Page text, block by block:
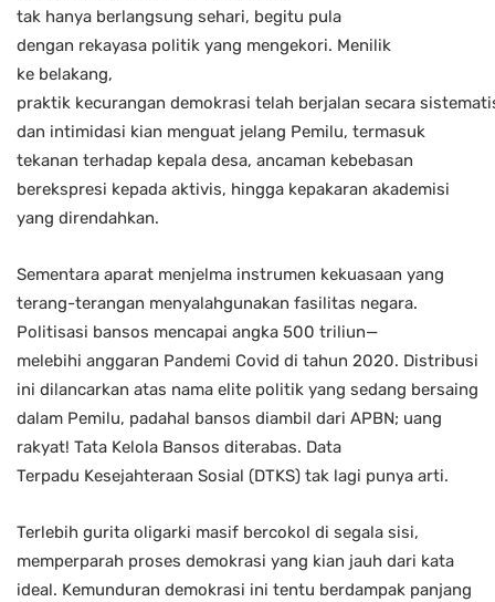
tak hanya berlangsung sehari, begitu pula
dengan rekayasa politik yang mengekori. Menilik
ke belakang,
praktik kecurangan demokrasi telah berjalan secara
dan intimidasi kian menguat jelang Pemilu, termasuk
tekanan terhadap kepala desa, ancaman kebebasan
berekspresi kepada aktivis, hingga kepakaran akademisi
yang direndahkan.
Sementara aparat menjelma instrumen kekuasaan yang
terang-terangan menyalahgunakan fasilitas negara.
Politisasi bansos mencapai angka 500 triliun—
melebihi anggaran Pandemi Covid di tahun 2020. Distribusi
ini dilancarkan atas nama elite politik yang sedang bersaing
dalam Pemilu, padahal bansos diambil dari APBN; uang
rakyat! Tata Kelola Bansos diterabas. Data
Terpadu Kesejahteraan Sosial (DTKS) tak lagi punya arti.
Terlebih gurita oligarki masif bercokol di segala sisi,
memperparah proses demokrasi yang kian jauh dari kata
ideal. Kemunduran demokrasi ini tentu berdampak panjang